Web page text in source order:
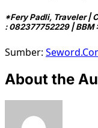
*Fery Padli, Traveler |
: 082377752229 | BBM
Sumber:
About the